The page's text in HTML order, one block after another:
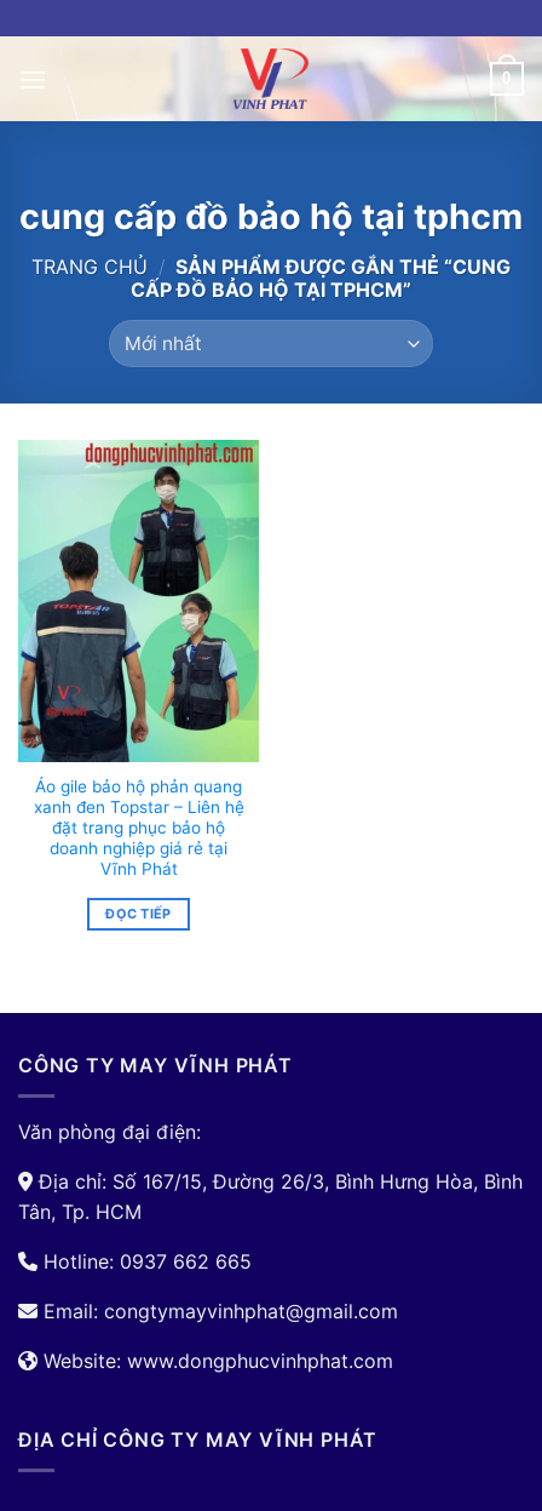
to
content
0
cung cấp đồ bảo hộ tại tphcm
TRANG CHỦ / SẢN PHẨM ĐƯỢC GẮN THẺ “CUNG
CẤP ĐỒ BẢO HỘ TẠI TPHCM”
Áo gile bảo hộ phản quang
xanh đen Topstar – Liên hệ
đặt trang phục bảo hộ
doanh nghiệp giá rẻ tại
Vĩnh Phát
ĐỌC TIẾP
CÔNG TY MAY VĨNH PHÁT
Văn phòng đại điện:
Địa chỉ: Số 167/15, Đường 26/3, Bình Hưng Hòa, Bình
Tân, Tp. HCM
Hotline: 0937 662 665
Email: congtymayvinhphat@gmail.com
Website: www.dongphucvinhphat.com
ĐỊA CHỈ CÔNG TY MAY VĨNH PHÁT